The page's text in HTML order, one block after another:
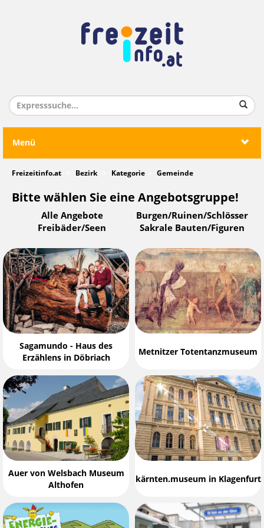
Menü
Freizeitinfo.at Bezirk Kategorie Gemeinde
Bitte wählen Sie eine Angebotsgruppe!
Alle Angebote
Burgen/Ruinen/Schlösser
Freibäder/Seen
Sakrale Bauten/Figuren
Sagamundo - Haus des
Erzählens in Döbriach
Metnitzer Totentanzmuseum
Auer von Welsbach Museum
Althofen
kärnten.museum in Klagenfurt